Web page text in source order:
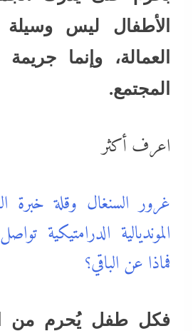
الأطفال ليس وسيلة
العمالة، وإنما
المجتمع.
اعرف أكثر
غرور السنغال وقلة خبرة
المونديالية الدرامتيكية
فماذا عن الباقي؟
فكل طفل يُحرم من